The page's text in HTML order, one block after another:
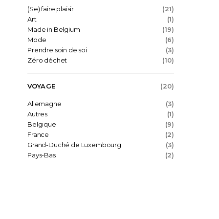
(Se) faire plaisir
(21)
Art
(1)
Made in Belgium
(19)
Mode
(6)
Prendre soin de soi
(3)
Zéro déchet
(10)
VOYAGE (20)
Allemagne
(3)
Autres
(1)
Belgique
(9)
France
(2)
Grand-Duché de Luxembourg
(3)
Pays-Bas
(2)